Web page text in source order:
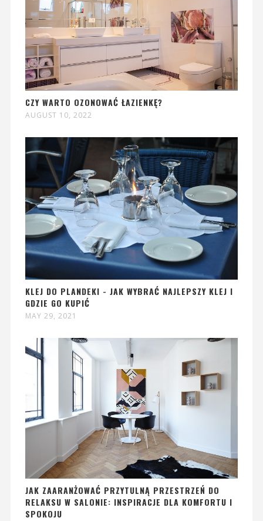
CZY WARTO OZONOWAĆ ŁAZIENKĘ?
AUGUST 10, 2022
KLEJ DO PLANDEKI - JAK WYBRAĆ NAJLEPSZY KLEJ I
GDZIE GO KUPIĆ
MAY 29, 2021
JAK ZAARANŻOWAĆ PRZYTULNĄ PRZESTRZEŃ DO
RELAKSU W SALONIE: INSPIRACJE DLA KOMFORTU I
SPOKOJU